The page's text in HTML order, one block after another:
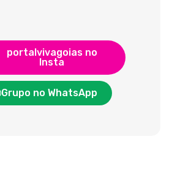
portalvivagoias no
Insta
Grupo no WhatsApp